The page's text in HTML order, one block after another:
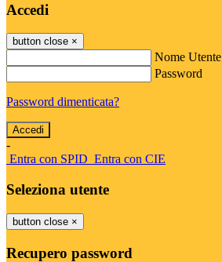
Accedi
button close ×
Nome Utente
Password
Password dimenticata?
-
Entra con SPID Entra con CIE
Seleziona utente
button close ×
Recupero password